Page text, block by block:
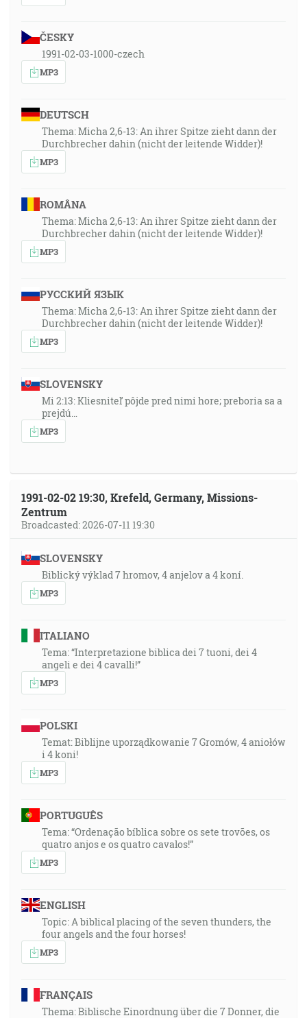
ČESKY
1991-02-03-1000-czech
MP3
DEUTSCH
Thema: Micha 2,6-13: An ihrer Spitze zieht dann der
Durchbrecher dahin (nicht der leitende Widder)!
MP3
ROMÂNA
Thema: Micha 2,6-13: An ihrer Spitze zieht dann der
Durchbrecher dahin (nicht der leitende Widder)!
MP3
РУССКИЙ ЯЗЫК
Thema: Micha 2,6-13: An ihrer Spitze zieht dann der
Durchbrecher dahin (nicht der leitende Widder)!
MP3
SLOVENSKY
Mi 2:13: Kliesniteľ pôjde pred nimi hore; preboria sa a
prejdú…
MP3
1991-02-02 19:30, Krefeld, Germany, Missions-
Zentrum
Broadcasted: 2026-07-11 19:30
SLOVENSKY
Biblický výklad 7 hromov, 4 anjelov a 4 koní.
MP3
ITALIANO
Tema: “Interpretazione biblica dei 7 tuoni, dei 4
angeli e dei 4 cavalli!”
MP3
POLSKI
Temat: Biblijne uporządkowanie 7 Gromów, 4 aniołów
i 4 koni!
MP3
PORTUGUÊS
Tema: “Ordenação bíblica sobre os sete trovões, os
quatro anjos e os quatro cavalos!”
MP3
ENGLISH
Topic: A biblical placing of the seven thunders, the
four angels and the four horses!
MP3
FRANÇAIS
Thema: Biblische Einordnung über die 7 Donner, die